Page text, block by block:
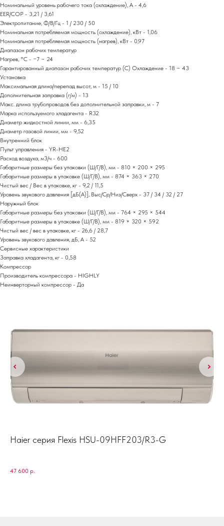
Номинальный уровень рабочего тока (охлаждение), А - 4,6
EER/COP - 3,21 / 3,61
Электропитание, Ф/В/Гц - 1 / 230 / 50
Номинальная потребляемая мощность (охлаждение), кВт - 1,06
Номинальная потребляемая мощность (нагрев), кВт - 0,97
Диапазон рабочих температур
Нагрев, °С - −7 ~ 24
Гарантированный диапазон рабочих температур (С) Охлаждение - 18 ~ 43
Установка
Максимальная длина/перепад высот, м - 15 / 10
Дополнительная заправка (г/м) - 13
Макс. длина трубопроводов без дополнительной заправки, м - 7
Марка используемого хладагента - R32
Диаметр жидкостной линии, мм - 6,35
Диаметр газовой линии, мм - 9,52
Внутренний блок
Пульт управления - YR-HE2
Расход воздуха, м3/ч - 600
Габаритные размеры без упаковки (Ш/Г/В), мм - 810 × 200 × 295
Габаритные размеры в упаковке (Ш/Г/В), мм - 874 × 363 × 270
Чистый вес / Вес в упаковке, кг - 9,2 / 11,5
Уровень звукового давления [дБ(А)], Выс/Ср/Низ/Сверх - 37 / 34 / 32 / 27
Наружный блок
Габаритные размеры без упаковки (Ш/Г/В), мм - 764 × 295 × 544
Габаритные размеры в упаковке (Ш/Г/В), мм - 819 × 320 × 592
Чистый вес / вес в упаковке, кг - 26,6 / 28,7
Уровень звукового давления, дБ, А - 52
Сервисные характеристики
Заправка хладагента, кг - 0,58
Компрессор
Производитель компрессора - HIGHLY
Неинверторный компрессор - Да
Haier серия Flexis HSU-09HFF203/R3-G
47 600 р.